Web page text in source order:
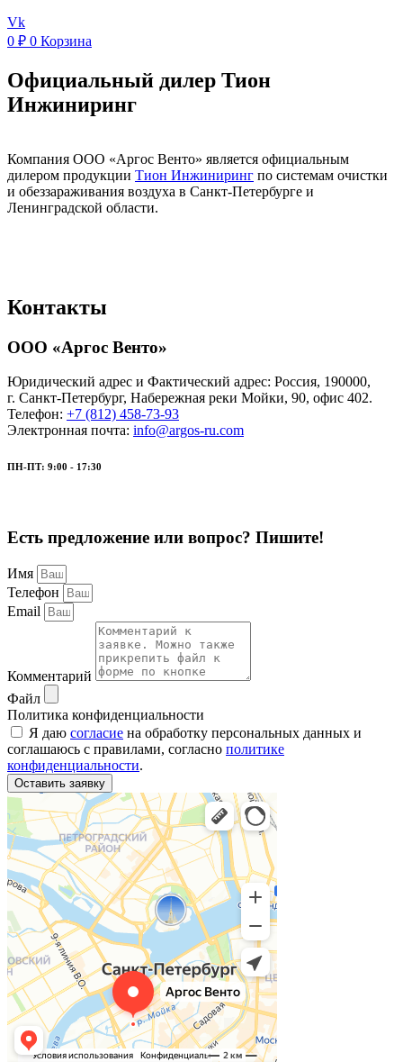
Vk
0 ₽ 0 Корзина
Официальный дилер Тион
Инжиниринг
Компания ООО «Аргос Венто» является официальным
дилером продукции Тион Инжиниринг по системам очистки
и обеззараживания воздуха в Санкт-Петербурге и
Ленинградской области.
Контакты
ООО «Аргос Венто»
Юридический адрес и Фактический адрес: Россия, 190000,
г. Санкт-Петербург, Набережная реки Мойки, 90, офис 402.
Телефон: +7 (812) 458-73-93
Электронная почта: info@argos-ru.com
ПН-ПТ: 9:00 - 17:30
Есть предложение или вопрос? Пишите!
Имя
Телефон
Email
Комментарий
Файл
Политика конфиденциальности
Я даю согласие на обработку персональных данных и
соглашаюсь с правилами, согласно политике
конфиденциальности.
Оставить заявку